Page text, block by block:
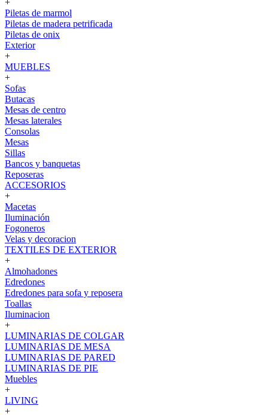
+
Piletas de marmol
Piletas de madera petrificada
Piletas de onix
Exterior
+
MUEBLES
+
Sofas
Butacas
Mesas de centro
Mesas laterales
Consolas
Mesas
Sillas
Bancos y banquetas
Reposeras
ACCESORIOS
+
Macetas
Iluminación
Fogoneros
Velas y decoracion
TEXTILES DE EXTERIOR
+
Almohadones
Edredones
Edredones para sofa y reposera
Toallas
Iluminacion
+
LUMINARIAS DE COLGAR
LUMINARIAS DE MESA
LUMINARIAS DE PARED
LUMINARIAS DE PIE
Muebles
+
LIVING
+